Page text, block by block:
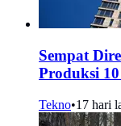
Sempat
Produksi
Tekno•17 hari